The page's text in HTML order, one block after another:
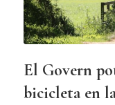
El Govern
bicicleta en